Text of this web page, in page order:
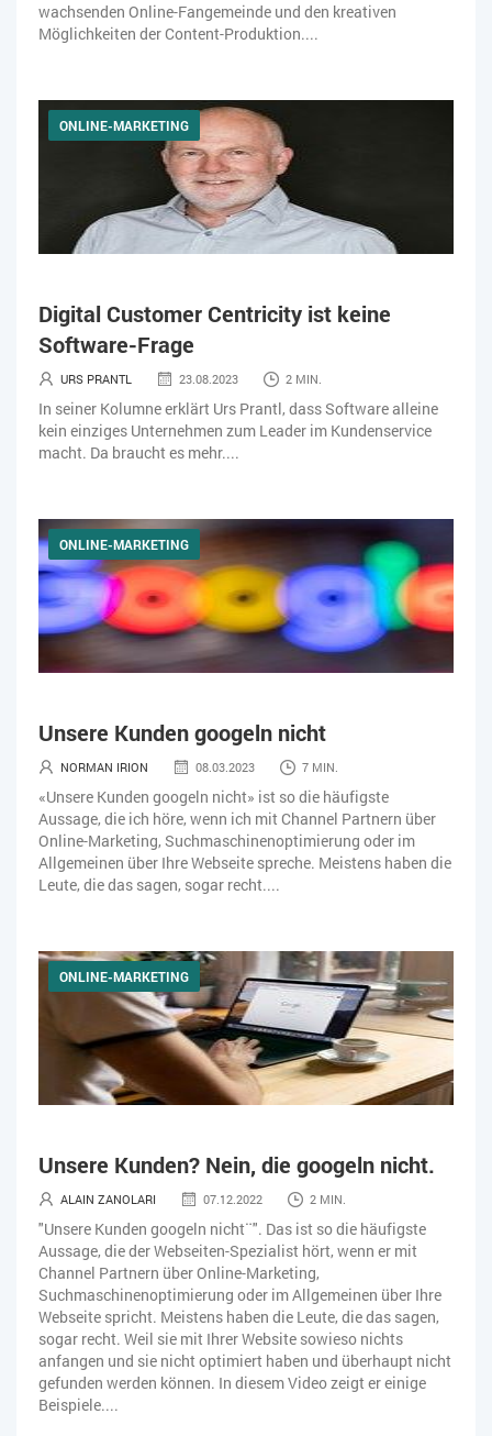
wachsenden Online-Fangemeinde und den kreativen
Möglichkeiten der Content-Produktion....
ONLINE-MARKETING
Digital Customer Centricity ist keine
Software-Frage
URS PRANTL 23.08.2023 2 MIN.
In seiner Kolumne erklärt Urs Prantl, dass Software alleine
kein einziges Unternehmen zum Leader im Kundenservice
macht. Da braucht es mehr....
ONLINE-MARKETING
Unsere Kunden googeln nicht
NORMAN IRION 08.03.2023 7 MIN.
«Unsere Kunden googeln nicht» ist so die häufigste
Aussage, die ich höre, wenn ich mit Channel Partnern über
Online-Marketing, Suchmaschinenoptimierung oder im
Allgemeinen über Ihre Webseite spreche. Meistens haben die
Leute, die das sagen, sogar recht....
ONLINE-MARKETING
Unsere Kunden? Nein, die googeln nicht.
ALAIN ZANOLARI 07.12.2022 2 MIN.
"Unsere Kunden googeln nicht¨". Das ist so die häufigste
Aussage, die der Webseiten-Spezialist hört, wenn er mit
Channel Partnern über Online-Marketing,
Suchmaschinenoptimierung oder im Allgemeinen über Ihre
Webseite spricht. Meistens haben die Leute, die das sagen,
sogar recht. Weil sie mit Ihrer Website sowieso nichts
anfangen und sie nicht optimiert haben und überhaupt nicht
gefunden werden können. In diesem Video zeigt er einige
Beispiele....